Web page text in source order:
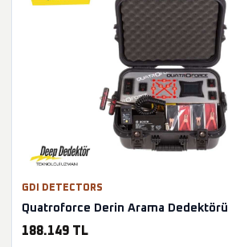
GDI DETECTORS
Quatroforce Derin Arama Dedektörü
188.149 TL